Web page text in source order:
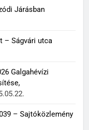
Járásban
– Ságvári utca
Galgahévízi
– Sajtóközlemény